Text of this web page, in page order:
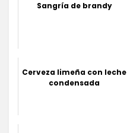
Sangría de brandy
Cerveza limeña con leche
condensada